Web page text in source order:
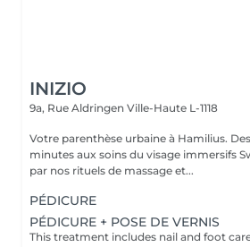
INIZIO
9a, Rue Aldringen Ville-Haute L-1118
Votre parenthèse urbaine à Hamilius.
minutes aux soins du visage immersifs
par nos rituels de massage et...
PÉDICURE
PÉDICURE + POSE DE VERNIS